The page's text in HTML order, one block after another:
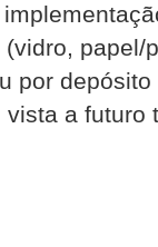
papel/
por
a futuro